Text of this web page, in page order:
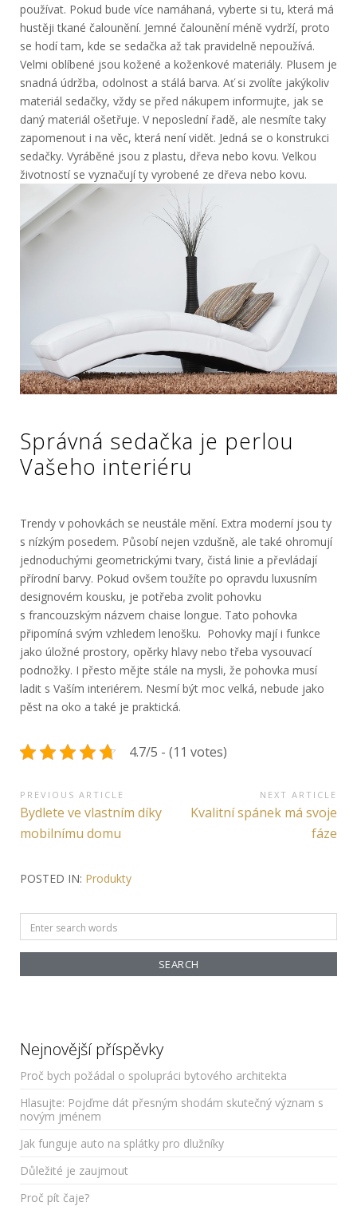
používat. Pokud bude více namáhaná, vyberte si tu, která má
hustěji tkané čalounění. Jemné čalounění méně vydrží, proto
se hodí tam, kde se sedačka až tak pravidelně nepoužívá.
Velmi oblíbené jsou kožené a koženkové materiály. Plusem je
snadná údržba, odolnost a stálá barva. Ať si zvolíte jakýkoliv
materiál sedačky, vždy se před nákupem informujte, jak se
daný materiál ošetřuje. V neposlední řadě, ale nesmíte taky
zapomenout i na věc, která není vidět. Jedná se o konstrukci
sedačky. Vyráběné jsou z plastu, dřeva nebo kovu. Velkou
životností se vyznačují ty vyrobené ze dřeva nebo kovu.
Správná sedačka je perlou
Vašeho interiéru
Trendy v pohovkách se neustále mění. Extra moderní jsou ty
s nízkým posedem. Působí nejen vzdušně, ale také ohromují
jednoduchými geometrickými tvary, čistá linie a převládají
přírodní barvy. Pokud ovšem toužíte po opravdu luxusním
designovém kousku, je potřeba zvolit pohovku
s francouzským názvem chaise longue. Tato pohovka
připomíná svým vzhledem lenošku. Pohovky mají i funkce
jako úložné prostory, opěrky hlavy nebo třeba vysouvací
podnožky. I přesto mějte stále na mysli, že pohovka musí
ladit s Vaším interiérem. Nesmí být moc velká, nebude jako
pěst na oko a také je praktická.
4.7/5 - (11 votes)
Navigace
pro
PREVIOUS ARTICLE
Previous
Article:
Bydlete ve vlastním díky
mobilnímu domu
NEXT ARTICLE
Next
Kvalitní spánek má svoje
fáze
POSTED IN: Produkty
Search
for:
Nejnovější příspěvky
Proč bych požádal o spolupráci bytového architekta
Hlasujte: Pojďme dát přesným shodám skutečný význam s
novým jménem
Jak funguje auto na splátky pro dlužníky
Důležité je zaujmout
Proč pít čaje?